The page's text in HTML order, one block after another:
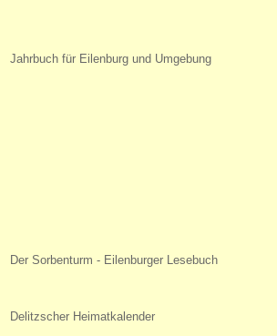
Jahrbuch für Eilenburg und Umgebung
Der Sorbenturm - Eilenburger Lesebuch
Delitzscher Heimatkalender